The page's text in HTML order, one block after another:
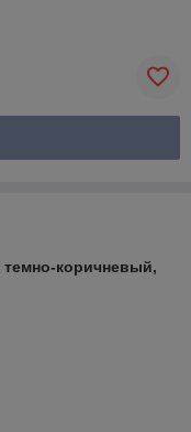
коричневый,